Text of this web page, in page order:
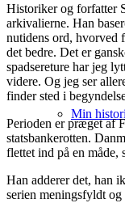
Min
Historiker og forfatter
arkivalierne. Han
nutidens ord, hvorved
det bedre. Det er
spadsereture har jeg
videre. Og jeg ser
finder sted i
Perioden er præget af
statsbankerotten.
flettet ind på en måde,
Han adderer det, han
serien meningsfyldt